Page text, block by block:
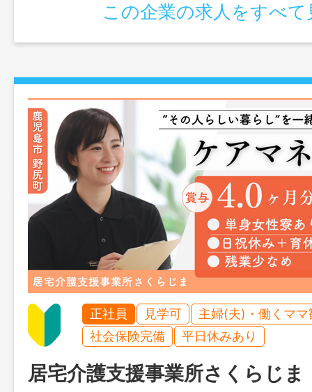
この企業の求人をすべて
正社員 見学可
主婦(夫)・働くママ
社会保険完備
平日休みあり
居宅介護支援事業所さくらじま